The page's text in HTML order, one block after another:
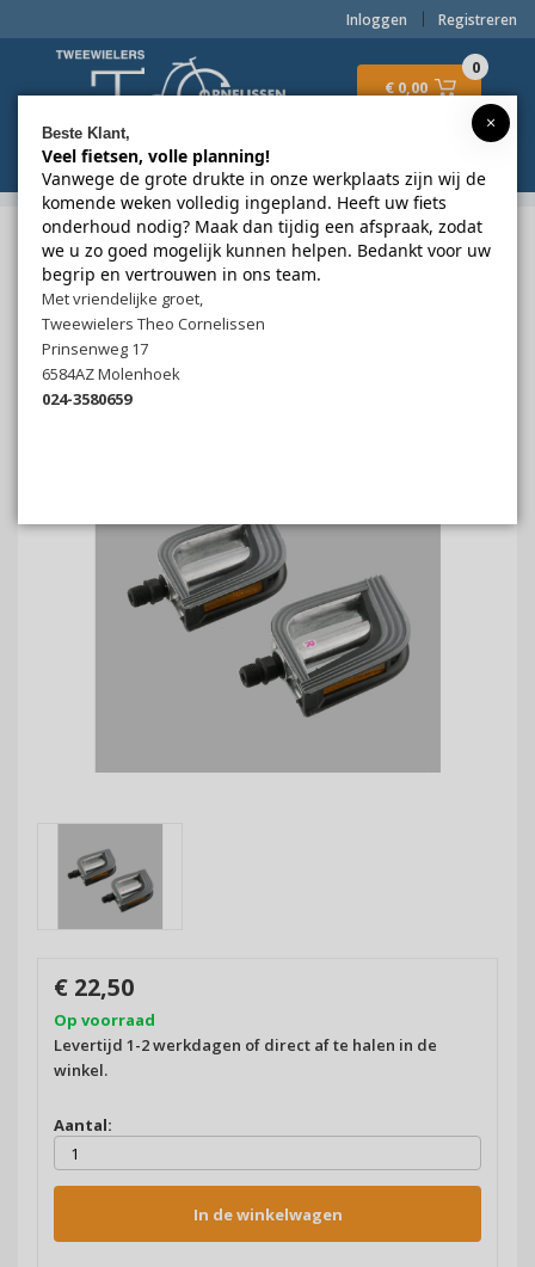
Registreren
Inloggen
0
€ 0,00
Menu
2wielerstheocornelissen.nl
Onderdelen & Accessoires
Pedalen
Simson pedaalset elegant deluxe reflectoren (2)
Simsonpedaalset elegant deluxe
reflectoren (2)
€ 22,50
Op voorraad
Levertijd 1-2 werkdagen of direct af te halen in de
winkel.
Aantal:
In de winkelwagen
×
Beste Klant,
Veel fietsen, volle planning!
Vanwege de grote drukte in onze werkplaats zijn wij de
komende weken volledig ingepland. Heeft uw fiets
onderhoud nodig? Maak dan tijdig een afspraak, zodat
we u zo goed mogelijk kunnen helpen. Bedankt voor uw
begrip en vertrouwen in ons team.
Met vriendelijke groet,
Tweewielers Theo Cornelissen
Prinsenweg 17
6584AZ Molenhoek
024-3580659